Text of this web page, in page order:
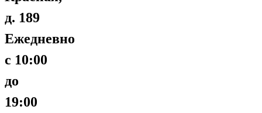
д. 189
Ежедневно
с 10:00
до
19:00